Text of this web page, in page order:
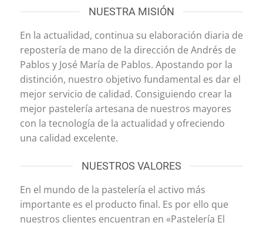
NUESTRA MISIÓN
En la actualidad, continua su elaboración diaria de
repostería de mano de la dirección de Andrés de
Pablos y José María de Pablos. Apostando por la
distinción, nuestro objetivo fundamental es dar el
mejor servicio de calidad. Consiguiendo crear la
mejor pastelería artesana de nuestros mayores
con la tecnología de la actualidad y ofreciendo
una calidad excelente.
NUESTROS VALORES
En el mundo de la pastelería el activo más
importante es el producto final. Es por ello que
nuestros clientes encuentran en «Pastelería El